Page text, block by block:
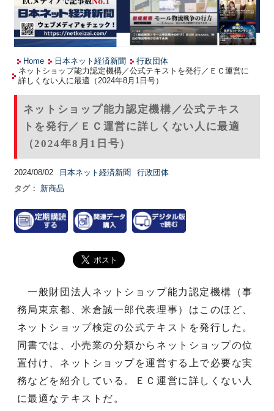
Home 日本ネット経済新聞
行政団体
ネットショップ能力認定機構／公式テキストを発行／ＥＣ運営に
詳しくない人に最適（2024年8月1日号）
ネットショップ能力認定機構／公式テキス
トを発行／ＥＣ運営に詳しくない人に最適
（2024年8月1日号）
2024/08/02 日本ネット経済新聞
行政団体
タグ：
新商品
一般財団法人ネットショップ能力認定機構（事
務局東京都、米倉誠一郎代表理事）はこのほど、
ネットショップ検定の公式テキストを発行した。
同書では、小売業の分類からネットショップの位
置付け、ネットショップを運営する上で必要な実
務などを紹介している。ＥＣ運営に詳しくない人
に最適なテキストだ。